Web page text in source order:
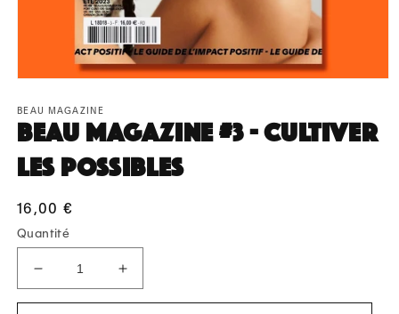
média
1
dans
fenêtre
modale
BEAU MAGAZINE
BEAU Magazine #3 - Cultiver
les possibles
Prix
habituel
16,00 €
Quantité
Réduire
la
Augmenter
la